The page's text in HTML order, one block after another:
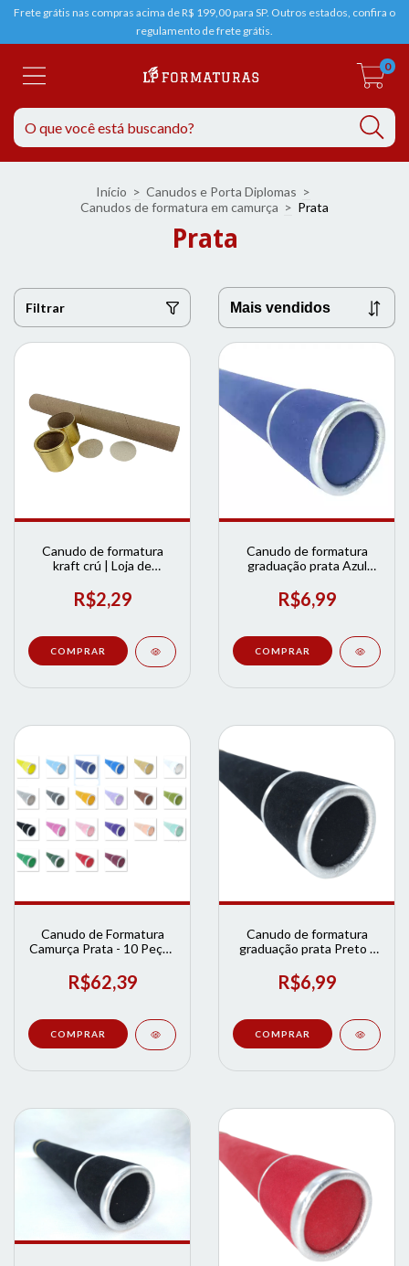
Frete grátis nas compras acima de R$ 199,00 para SP. Outros estados, confira o
regulamento de frete grátis.
0
Início > Canudos e Porta Diplomas >
Canudos de formatura em camurça > Prata
Prata
Filtrar
Canudo de formatura
kraft crú | Loja de
R$2,29
COMPRAR
Canudo de formatura
graduação prata Azul
Formatura
R$6,99
Canudo de Formatura
Camurça Prata - 10 Peças
de Formatura
R$62,39
COMPRAR
Canudo de formatura
graduação prata Preto |
R$6,99